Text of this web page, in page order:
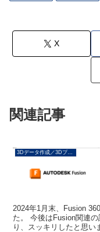
X
関連記事
3Dデータ作成／3Dプリント
2024年1月末、Fusion
た。 今後はFusion関連
り、スッキリしたと思い